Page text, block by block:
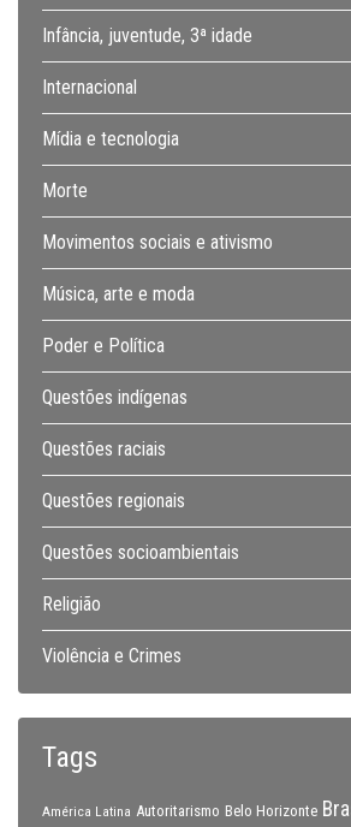
Infância, juventude, 3ª idade
Internacional
Mídia e tecnologia
Morte
Movimentos sociais e ativismo
Música, arte e moda
Poder e Política
Questões indígenas
Questões raciais
Questões regionais
Questões socioambientais
Religião
Violência e Crimes
Tags
América Latina Autoritarismo Belo Horizonte